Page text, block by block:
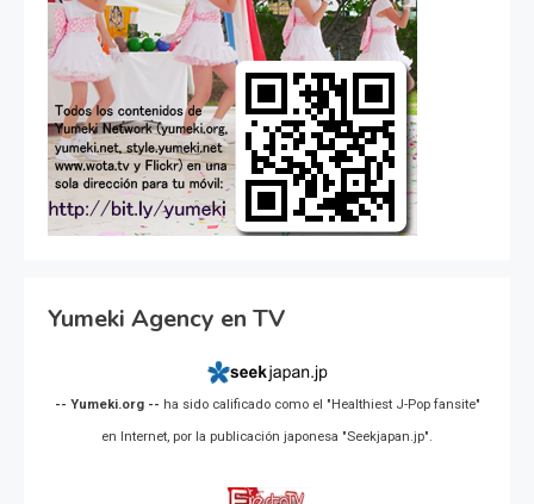
Yumeki Agency en TV
-- Yumeki.org -- ha sido calificado como el "Healthiest J-Pop fansite"
en Internet, por la publicación japonesa "Seekjapan.jp".